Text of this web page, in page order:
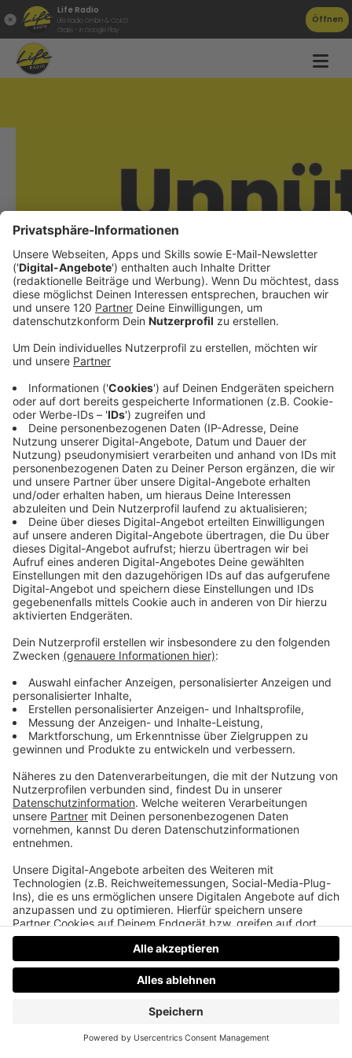
Life Radio
Life Radio GmbH & Co.KG
Gratis - in Google Play
Öffnen
Achtung, der Bundespräsident kommt!
Coolio klaut bei Stevie Wonder, Stimmungsring statt
Smartwatch, Monica und Joey als Vorzeigepaar bei
Friends. Und ein Werbungsraten, bei dem auch ihr
automatisch die Hände auseinander reißen werdet.
DatenschutzImpressumAGBsJobsKontaktWerben